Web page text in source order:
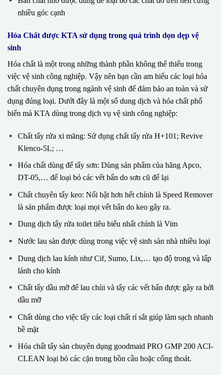
nhiều góc cạnh
Hóa Chất được KTA sử dụng trong quá trình dọn dẹp vệ
sinh
Hóa chất là một trong những thành phần không thể thiếu trong
việc vệ sinh công nghiệp. Vậy nên bạn cần am hiểu các loại hóa
chất chuyên dụng trong ngành vệ sinh để đảm bảo an toàn và sử
dụng đúng loại. Dưới đây là một số dung dịch và hóa chất phổ
biến mà KTA dùng trong dịch vụ vệ sinh công nghiệp:
Chất tẩy rửa xi măng: Sử dụng chất tẩy rửa H+101; Revive
Klenco-5L; …
Hóa chất dùng để tẩy sơn: Dùng sản phẩm của hãng Apco,
DT-05,… để loại bỏ các vết bẩn do sơn cũ để lại
Chất chuyên tẩy keo: Nổi bật hơn hết chính là Speed Remover
là sản phẩm được loại mọi vết bẩn do keo gây ra.
Dung dịch tẩy rửa toilet tiêu biểu nhất chính là Vim
Nước lau sàn được dùng trong việc vệ sinh sàn nhà nhiều loại
Dung dịch lau kính như Cif, Sumo, Lix,… tạo độ trong và lấp
lánh cho kính
Chất tẩy dầu mỡ để lau chùi và tẩy các vết bẩn được gây ra bởi
dầu mỡ
Chất dùng cho việc tẩy các loại chất rỉ sắt giúp làm sạch nhanh
bề mặt
Hóa chất tẩy sàn chuyên dụng goodmaid PRO GMP 200 ACI-
CLEAN loại bỏ các cặn trong bồn cầu hoặc cống thoát.